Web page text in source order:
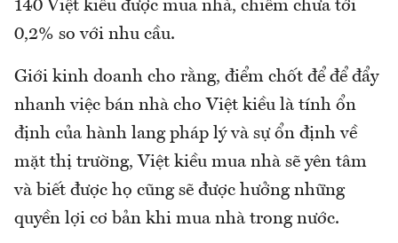
140 Việt kiều được mua nhà, chiếm chưa tới
0,2% so với nhu cầu.
Giới kinh doanh cho rằng, điểm chốt để để đẩy
nhanh việc bán nhà cho Việt kiều là tính ổn
định của hành lang pháp lý và sự ổn định về
mặt thị trường, Việt kiều mua nhà sẽ yên tâm
và biết được họ cũng sẽ được hưởng những
quyền lợi cơ bản khi mua nhà trong nước.